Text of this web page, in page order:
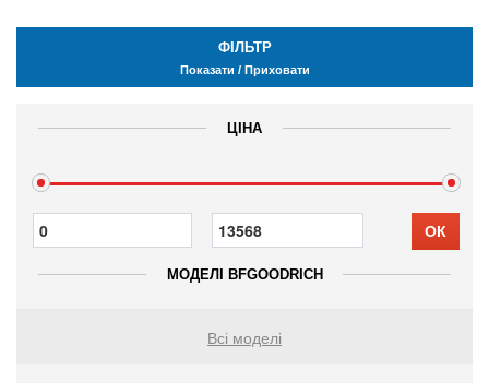
ФІЛЬТР
Показати / Приховати
ЦІНА
ОК
МОДЕЛІ BFGOODRICH
Всі моделі